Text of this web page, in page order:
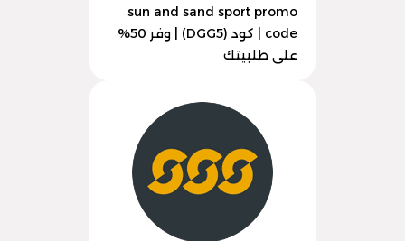
sun and sand sport promo
code | كود (DGG5) | وفر 50%
على طلبيتك